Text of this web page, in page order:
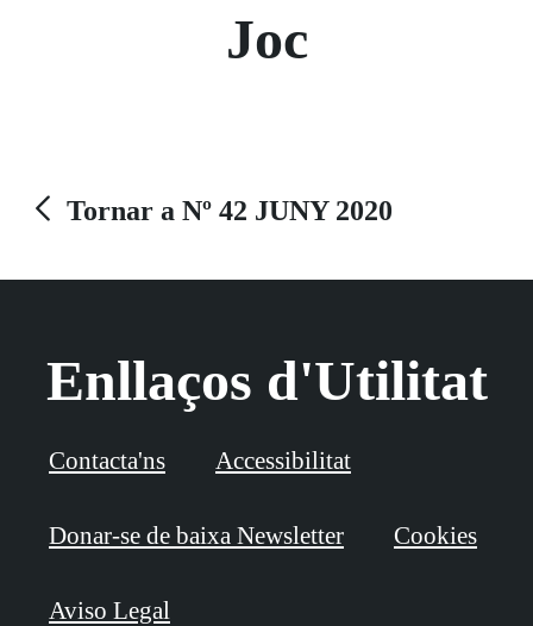
Joc
Tornar a Nº 42 JUNY 2020
Enllaços d'Utilitat
Contacta'ns Accessibilitat
Donar-se de baixa Newsletter Cookies
Aviso Legal